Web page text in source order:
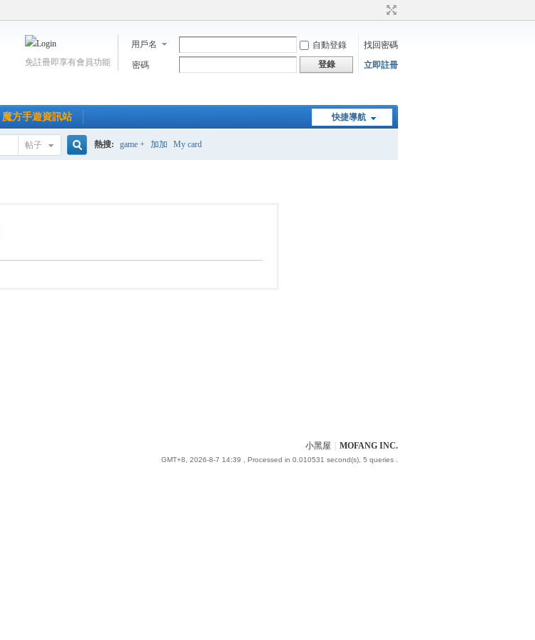
用戶名 自動登錄
找回密碼
密碼
登錄 立即註冊
免註冊即享有會員功能
快捷導航
魔方手遊資訊站
帖子 熱搜: game + 加加 My card
小黑屋 MOFANG INC.
GMT+8, 2026-8-7 14:39 , Processed in 0.010531 second(s), 5 queries .